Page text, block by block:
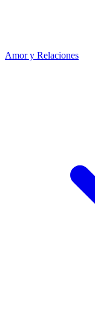
Amor y Relaciones